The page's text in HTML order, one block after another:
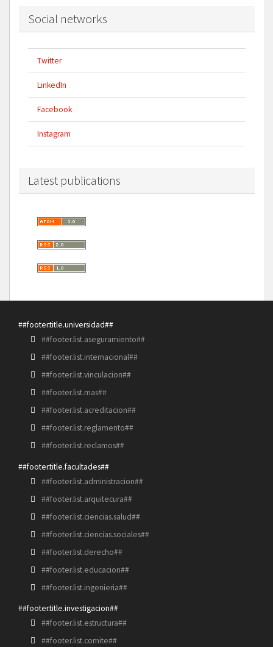
Social networks
Twitter
LinkedIn
Facebook
Instagram
Latest publications
##footer.title.universidad##
##footer.list.aseguramiento##
##footer.list.internacional##
##footer.list.vinculacion##
##footer.list.mas##
##footer.list.acreditacion##
##footer.list.reglamento##
##footer.list.reclamos##
##footer.title.facultades##
##footer.list.administracion##
##footer.list.arquitecura##
##footer.list.ciencias.salud##
##footer.list.ciencias.sociales##
##footer.list.derecho##
##footer.list.educacion##
##footer.list.ingenieria##
##footer.title.investigacion##
##footer.list.estructura##
##footer.list.comite##